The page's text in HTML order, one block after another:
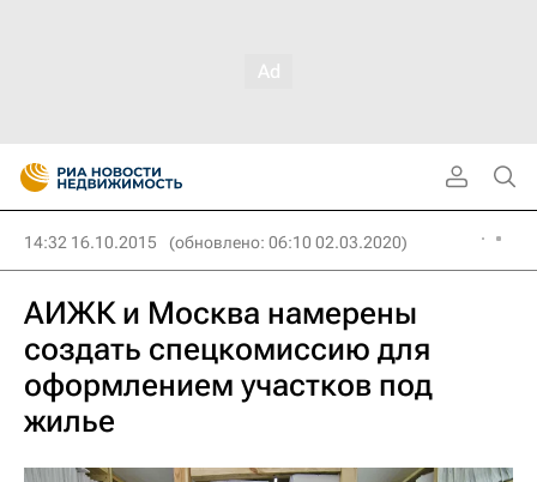
14:32 16.10.2015 (обновлено: 06:10 02.03.2020)
АИЖК и Москва намерены
создать спецкомиссию для
оформлением участков под
жилье